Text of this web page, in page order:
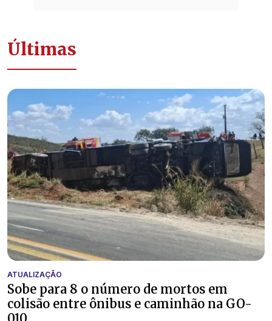
Últimas
ATUALIZAÇÃO
Sobe para 8 o número de mortos em
colisão entre ônibus e caminhão na GO-